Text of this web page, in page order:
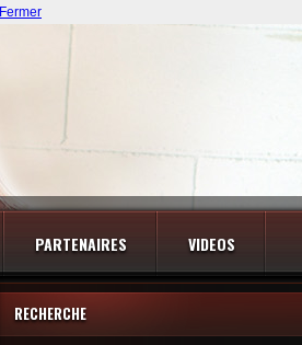
PARTENAIRES VIDEOS
RECHERCHE
Fermer